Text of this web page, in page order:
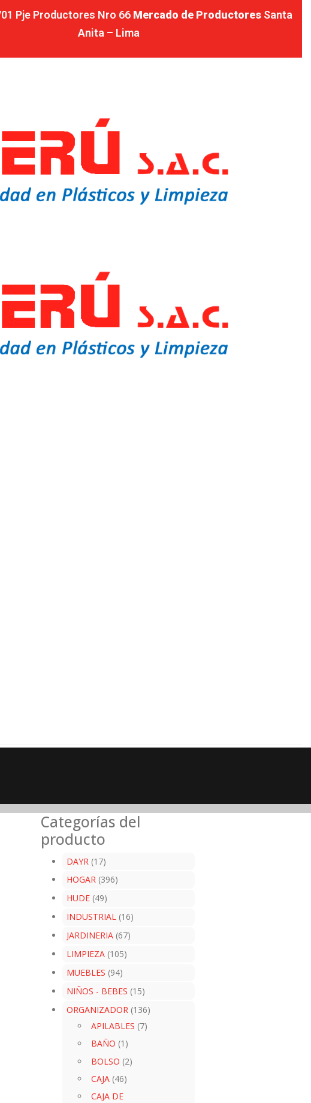
Pje Productores Nro 66 Mercado de Productores Santa
Anita – Lima
Categorías del
producto
DAYR (17)
HOGAR (396)
HUDE (49)
INDUSTRIAL (16)
JARDINERIA (67)
LIMPIEZA (105)
MUEBLES (94)
NIÑOS - BEBES (15)
ORGANIZADOR (136)
APILABLES (7)
BAÑO (1)
BOLSO (2)
CAJA (46)
CAJA DE